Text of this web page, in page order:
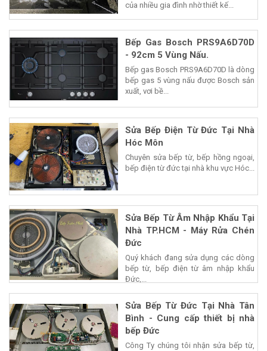
của nhiều gia đình nhờ thiết kế...
Bếp Gas Bosch PRS9A6D70D
- 92cm 5 Vùng Nấu.
Bếp gas Bosch PRS9A6D70D là dòng
bếp gas 5 vùng nấu được Bosch sản
xuất, vơi bề...
Sửa Bếp Điện Từ Đức Tại Nhà
Hóc Môn
Chuyên sửa bếp từ, bếp hồng ngoại,
bếp điện từ đức tại nhà khu vực Hóc...
Sửa Bếp Từ Âm Nhập Khẩu Tại
Nhà TP.HCM - Máy Rửa Chén
Đức
Quý khách đang sửa dụng các dòng
bếp từ, bếp điện từ âm nhập khẩu
Đức,...
Sửa Bếp Từ Đức Tại Nhà Tân
Bình - Cung cấp thiết bị nhà
bếp Đức
Công Ty chúng tôi nhận sửa bếp từ,